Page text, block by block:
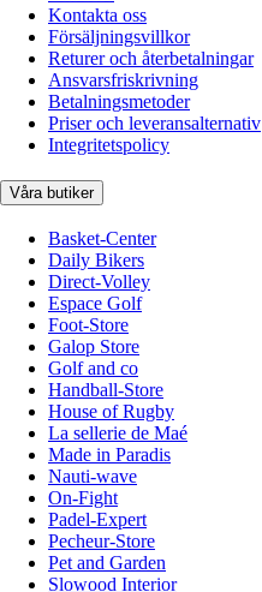
Kontakta oss
Försäljningsvillkor
Returer och återbetalningar
Ansvarsfriskrivning
Betalningsmetoder
Priser och leveransalternativ
Integritetspolicy
Våra butiker
Basket-Center
Daily Bikers
Direct-Volley
Espace Golf
Foot-Store
Galop Store
Golf and co
Handball-Store
House of Rugby
La sellerie de Maé
Made in Paradis
Nauti-wave
On-Fight
Padel-Expert
Pecheur-Store
Pet and Garden
Slowood Interior